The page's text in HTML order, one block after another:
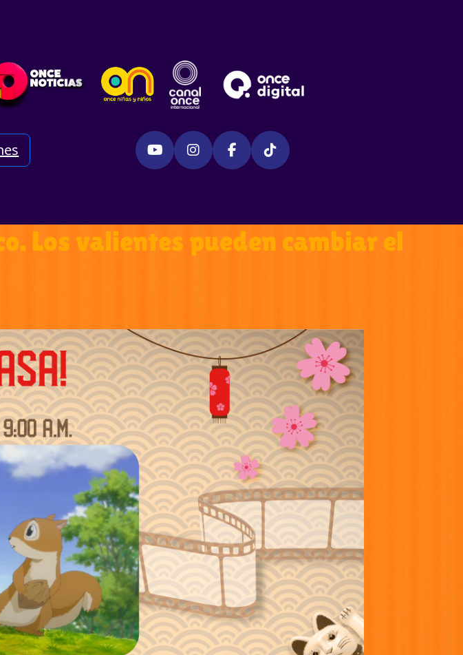
Los valientes pueden cambiar el